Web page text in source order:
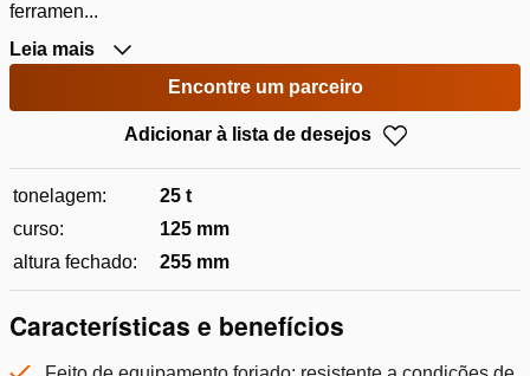
ferramen...
Leia mais
Encontre um parceiro
Adicionar à lista de desejos
tonelagem:
25 t
curso:
125 mm
altura fechado:
255 mm
Características e benefícios